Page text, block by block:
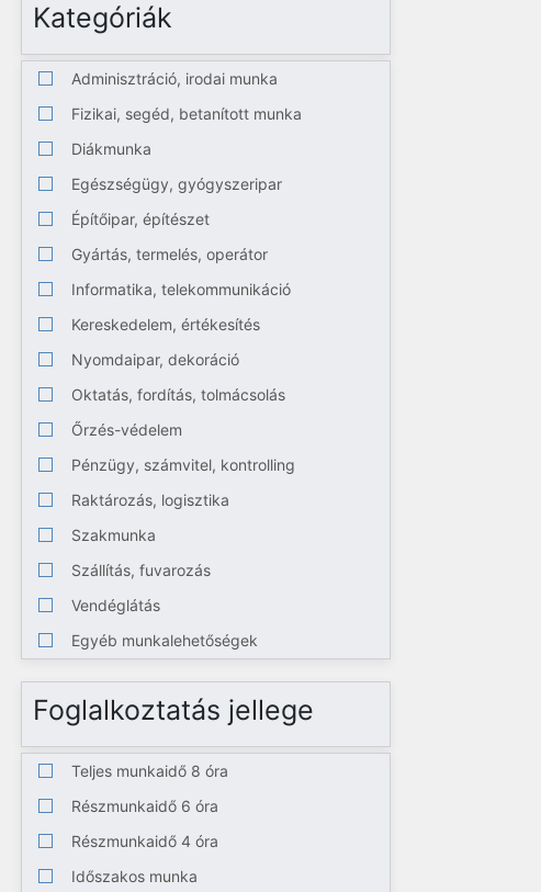
Kategóriák
Adminisztráció, irodai munka
Fizikai, segéd, betanított munka
Diákmunka
Egészségügy, gyógyszeripar
Építőipar, építészet
Gyártás, termelés, operátor
Informatika, telekommunikáció
Kereskedelem, értékesítés
Nyomdaipar, dekoráció
Oktatás, fordítás, tolmácsolás
Őrzés-védelem
Pénzügy, számvitel, kontrolling
Raktározás, logisztika
Szakmunka
Szállítás, fuvarozás
Vendéglátás
Egyéb munkalehetőségek
Foglalkoztatás jellege
Teljes munkaidő 8 óra
Részmunkaidő 6 óra
Részmunkaidő 4 óra
Időszakos munka